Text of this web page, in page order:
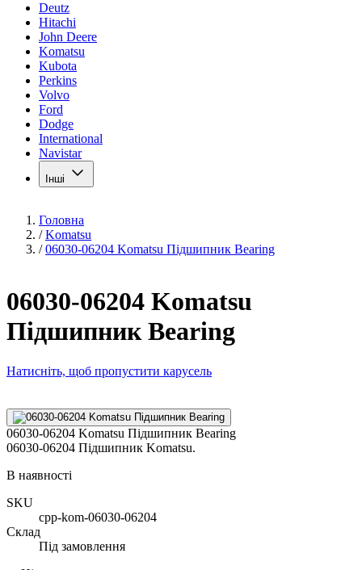
Deutz
Hitachi
John Deere
Komatsu
Kubota
Perkins
Volvo
Ford
Dodge
International
Navistar
Інші
Головна
/ Komatsu
/ 06030-06204 Komatsu Підшипник Bearing
06030-06204 Komatsu
Підшипник Bearing
Натисніть, щоб пропустити карусель
06030-06204 Komatsu Підшипник Bearing
06030-06204 Підшипник Komatsu.
В наявності
SKU
cpp-kom-06030-06204
Склад
Під замовлення